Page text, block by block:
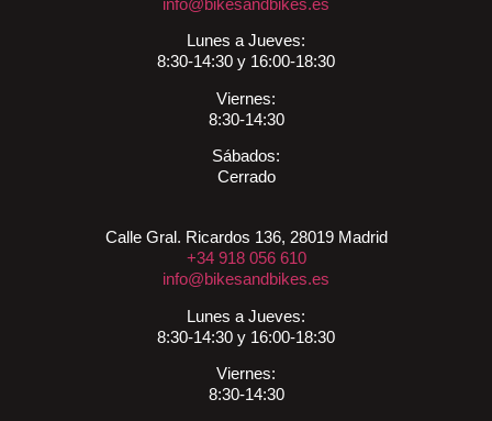
info@bikesandbikes.es
Lunes a Jueves:
8:30-14:30 y 16:00-18:30
Viernes:
8:30-14:30
Sábados:
Cerrado
Calle Gral. Ricardos 136, 28019 Madrid
+34 918 056 610
info@bikesandbikes.es
Lunes a Jueves:
8:30-14:30 y 16:00-18:30
Viernes:
8:30-14:30